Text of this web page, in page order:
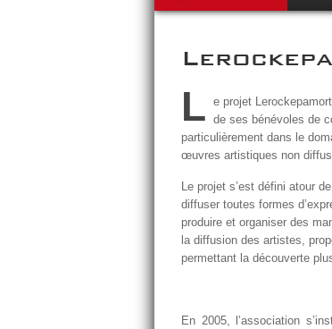
L e projet
de ses bénévoles de
particulièrement dans le
œuvres artistiques non
Le projet s’est défini atour
diffuser toutes formes
produire et organiser des
la diffusion des artistes,
permettant la découverte
En 2005, l’association